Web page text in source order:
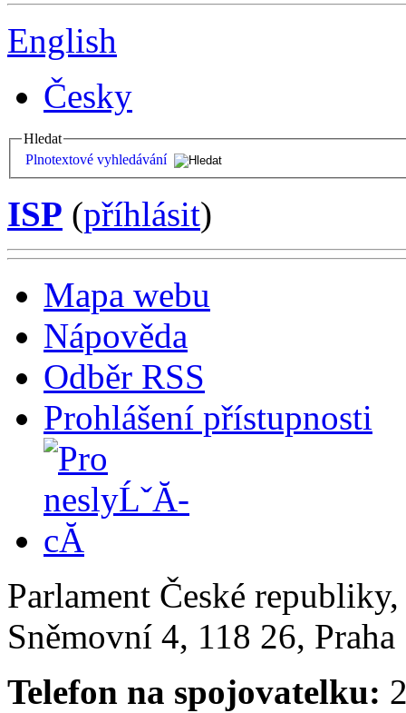
English
Česky
Hledat
Plnotextové vyhledávání
ISP (příhlásit)
Mapa webu
Nápověda
Odběr RSS
Prohlášení přístupnosti
Parlament České
Sněmovní 4, 118 26,
Telefon na spojovatelku: